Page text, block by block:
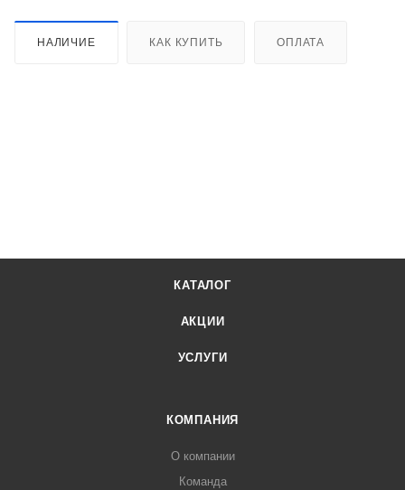
НАЛИЧИЕ КАК КУПИТЬ ОПЛАТА
КАТАЛОГ
АКЦИИ
УСЛУГИ
КОМПАНИЯ
О компании
Команда